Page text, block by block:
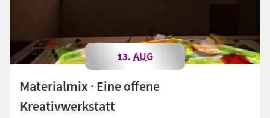
Materialmix · Eine offene
Kreativwerkstatt
13. AUG